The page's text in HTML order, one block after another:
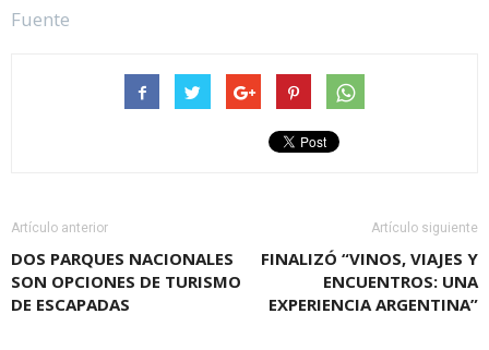
Fuente
Artículo anterior
DOS PARQUES NACIONALES
SON OPCIONES DE TURISMO
DE ESCAPADAS
Artículo siguiente
FINALIZÓ “VINOS, VIAJES Y
ENCUENTROS: UNA
EXPERIENCIA ARGENTINA”